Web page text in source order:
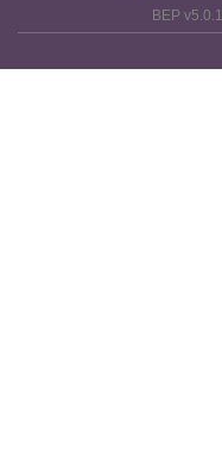
BEP